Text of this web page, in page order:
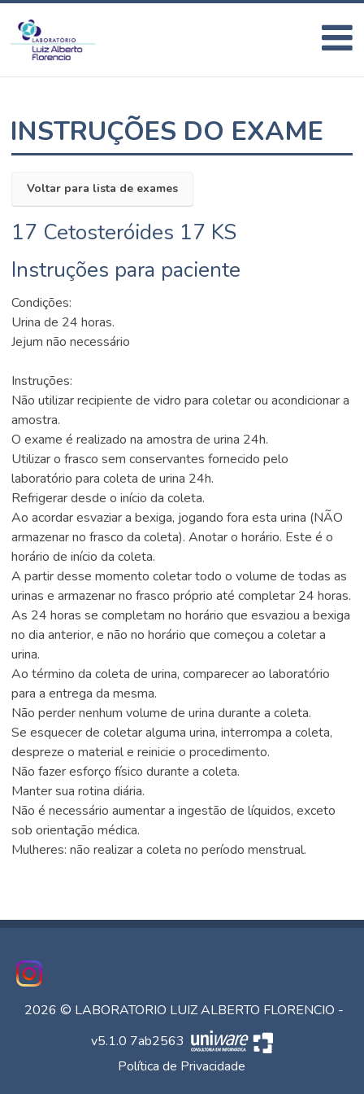
INSTRUÇÕES DO EXAME
Voltar para lista de exames
17 Cetosteróides 17 KS
Instruções para paciente
Condições:
Urina de 24 horas.
Jejum não necessário
Instruções:
Não utilizar recipiente de vidro para coletar ou acondicionar a
amostra.
O exame é realizado na amostra de urina 24h.
Utilizar o frasco sem conservantes fornecido pelo
laboratório para coleta de urina 24h.
Refrigerar desde o início da coleta.
Ao acordar esvaziar a bexiga, jogando fora esta urina (NÃO
armazenar no frasco da coleta). Anotar o horário. Este é o
horário de início da coleta.
A partir desse momento coletar todo o volume de todas as
urinas e armazenar no frasco próprio até completar 24 horas.
As 24 horas se completam no horário que esvaziou a bexiga
no dia anterior, e não no horário que começou a coletar a
urina.
Ao término da coleta de urina, comparecer ao laboratório
para a entrega da mesma.
Não perder nenhum volume de urina durante a coleta.
Se esquecer de coletar alguma urina, interrompa a coleta,
despreze o material e reinicie o procedimento.
Não fazer esforço físico durante a coleta.
Manter sua rotina diária.
Não é necessário aumentar a ingestão de líquidos, exceto
sob orientação médica.
Mulheres: não realizar a coleta no período menstrual.
2026 © LABORATORIO LUIZ ALBERTO FLORENCIO -
v5.1.0 7ab2563
Política de Privacidade